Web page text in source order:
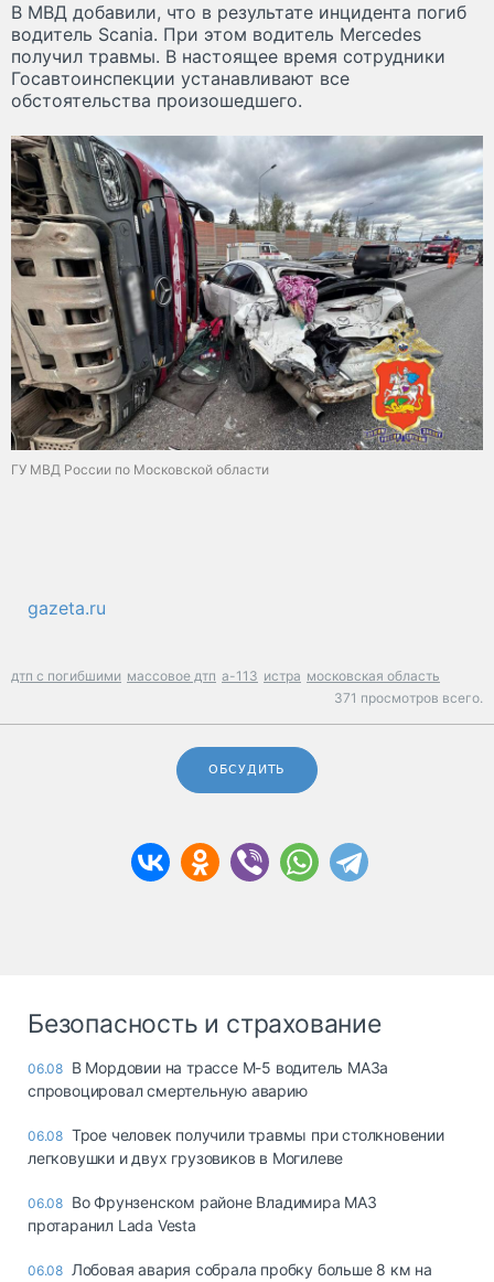
В МВД добавили, что в результате инцидента погиб
водитель Scania. При этом водитель Mercedes
получил травмы. В настоящее время сотрудники
Госавтоинспекции устанавливают все
обстоятельства произошедшего.
ГУ МВД России по Московской области
gazeta.ru
дтп с погибшими массовое дтп а-113 истра московская область
371 просмотров всего.
ОБСУДИТЬ
Безопасность и страхование
06.08 В Мордовии на трассе М-5 водитель МАЗа
спровоцировал смертельную аварию
06.08 Трое человек получили травмы при столкновении
легковушки и двух грузовиков в Могилеве
06.08 Во Фрунзенском районе Владимира МАЗ
протаранил Lada Vesta
06.08 Лобовая авария собрала пробку больше 8 км на